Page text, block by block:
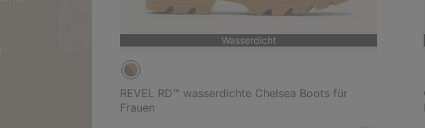
Wasserdicht
REVEL RD™ wasserdichte Chelsea Boots für
Frauen